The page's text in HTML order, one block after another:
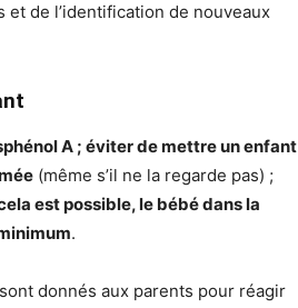
de l’identification de nouveaux
A ; éviter de mettre un enfant
(même s’il ne la regarde pas) ;
est possible, le bébé dans la
.
donnés aux parents pour réagir